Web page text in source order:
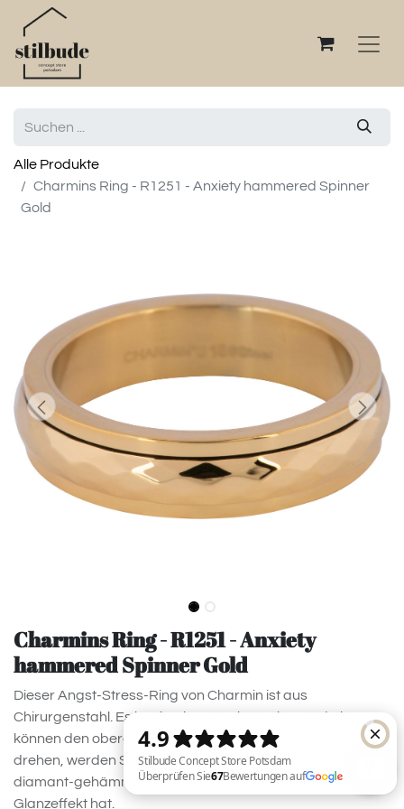
Alle Produkte
Charmins Ring - R1251 - Anxiety hammered Spinner
Gold
Charmins Ring - R1251 - Anxiety
hammered Spinner Gold
Dieser Angst-Stress-Ring von Charmin ist aus
Chirurgenstahl. Es ist ein Ring um einen Ring, und Sie
können den oberen Ring wunderbar drehen, wenn Sie ihn
drehen, werden Sie automatisch Zen. Der mittlere Ring ist
diamant-gehämmert, was einen wunderbaren
Glanzeffekt hat.